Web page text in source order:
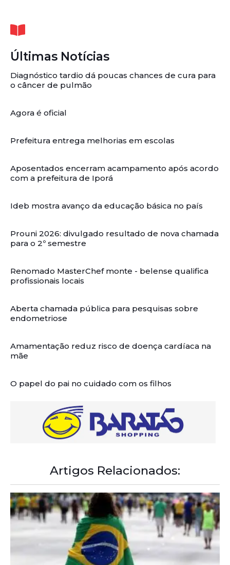
Últimas Notícias
Diagnóstico tardio dá poucas chances de cura para
o câncer de pulmão
Agora é oficial
Prefeitura entrega melhorias em escolas
Aposentados encerram acampamento após acordo
com a prefeitura de Iporá
Ideb mostra avanço da educação básica no país
Prouni 2026: divulgado resultado de nova chamada
para o 2º semestre
Renomado MasterChef monte - belense qualifica
profissionais locais
Aberta chamada pública para pesquisas sobre
endometriose
Amamentação reduz risco de doença cardíaca na
mãe
O papel do pai no cuidado com os filhos
Artigos Relacionados: